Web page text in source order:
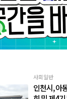
사회일반
인천시, 아